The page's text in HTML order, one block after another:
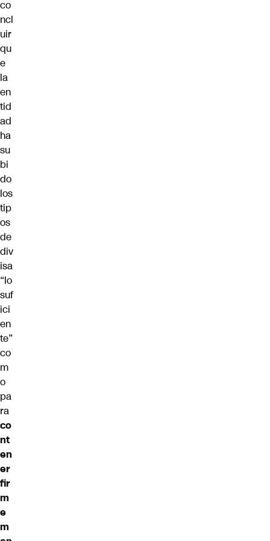
co
ncl
uir
qu
e
la
en
tid
ad
ha
su
bi
do
los
tip
os
de
div
isa
“lo
suf
ici
en
te”
co
m
o
pa
ra
co
nt
en
er
fir
m
e
m